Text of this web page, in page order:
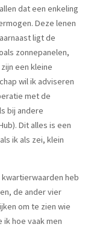
dat een enkeling
Deze lenen
ligt de
zonnepanelen,
een kleine
wil ik adviseren
met de
bij andere
Dit alles is een
ik als zei, klein
kwartierwaarden heb
de ander vier
om te zien wie
ik hoe vaak men